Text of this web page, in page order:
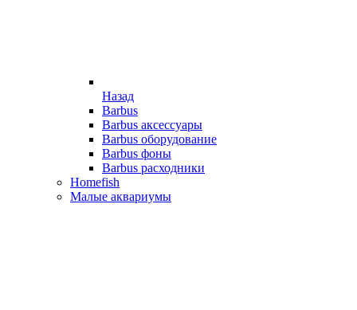
Назад
Barbus
Barbus аксессуары
Barbus оборудование
Barbus фоны
Barbus расходники
Homefish
Малые аквариумы